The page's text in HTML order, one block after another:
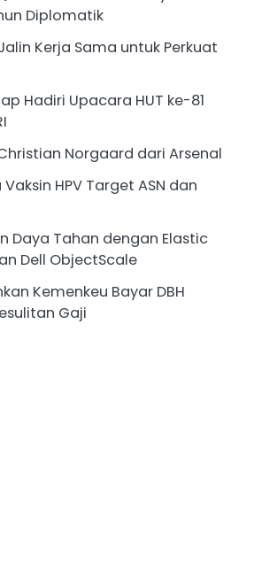
Diplomatik
Jalin Kerja Sama untuk Perkuat
Hadiri Upacara HUT ke-81
Norgaard dari Arsenal
HPV Target ASN dan
Daya Tahan dengan Elastic
Dell ObjectScale
Kemenkeu Bayar DBH
Gaji